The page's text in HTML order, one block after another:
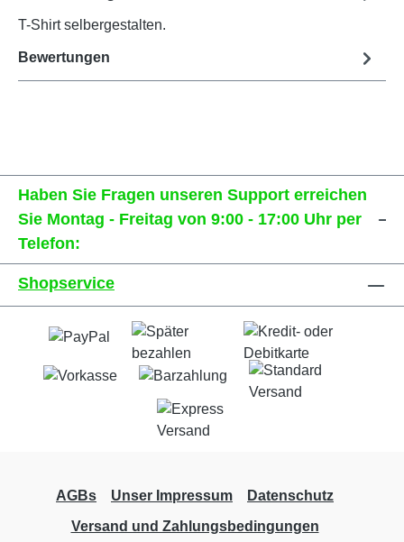
T-Shirt selbergestalten.
Bewertungen
Haben Sie Fragen unseren Support erreichen
Sie Montag - Freitag von 9:00 - 17:00 Uhr per
Telefon:
Shopservice
AGBs Unser Impressum
Datenschutz
Versand und Zahlungsbedingungen